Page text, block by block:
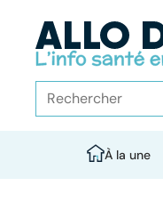
À la une